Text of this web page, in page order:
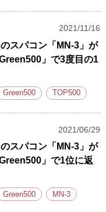
2021/11/16
スパコン「MN-3」が
」で3度目の1
Green500 TOP500
2021/06/29
スパコン「MN-3」が
」で1位に返
Green500 MN-3